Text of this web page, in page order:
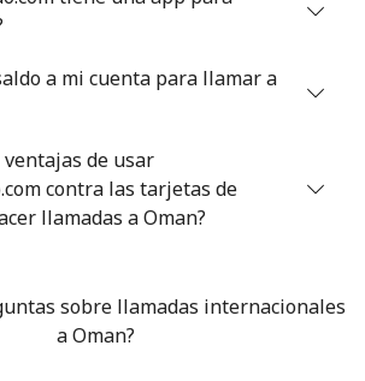
a mi cuenta para llamar a
ventajas de usar
contra las tarjetas de
llamadas a Oman?
sobre llamadas internacionales
a Oman?